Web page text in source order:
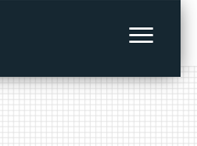
Toggle